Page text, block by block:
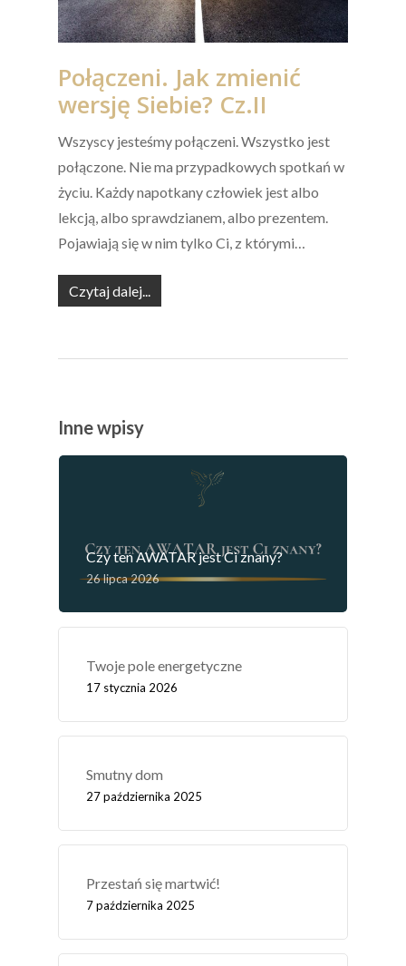
Połączeni. Jak zmienić
wersję Siebie? Cz.II
Wszyscy jesteśmy połączeni. Wszystko jest
połączone. Nie ma przypadkowych spotkań w
życiu. Każdy napotkany człowiek jest albo
lekcją, albo sprawdzianem, albo prezentem.
Pojawiają się w nim tylko Ci, z którymi…
Czytaj dalej...
Inne wpisy
Czy ten AWATAR jest Ci znany?
26 lipca 2026
Twoje pole energetyczne
17 stycznia 2026
Smutny dom
27 października 2025
Przestań się martwić!
7 października 2025